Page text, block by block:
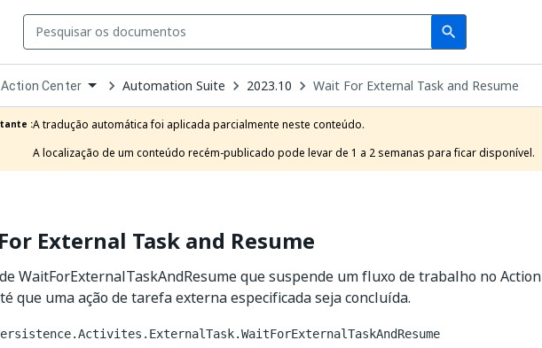
search
Search
Open
Dropdown
Action Center Automation Suite 2023.10 Wait For External Task and Resume
:A tradução automática foi aplicada parcialmente neste conteúdo.
A localização de um conteúdo recém-publicado pode levar de 1 a 2 semanas para ficar disponível.
External Task and Resume
WaitForExternalTaskAndResume que suspende um fluxo de trabalho no Action
que uma ação de tarefa externa especificada seja concluída.